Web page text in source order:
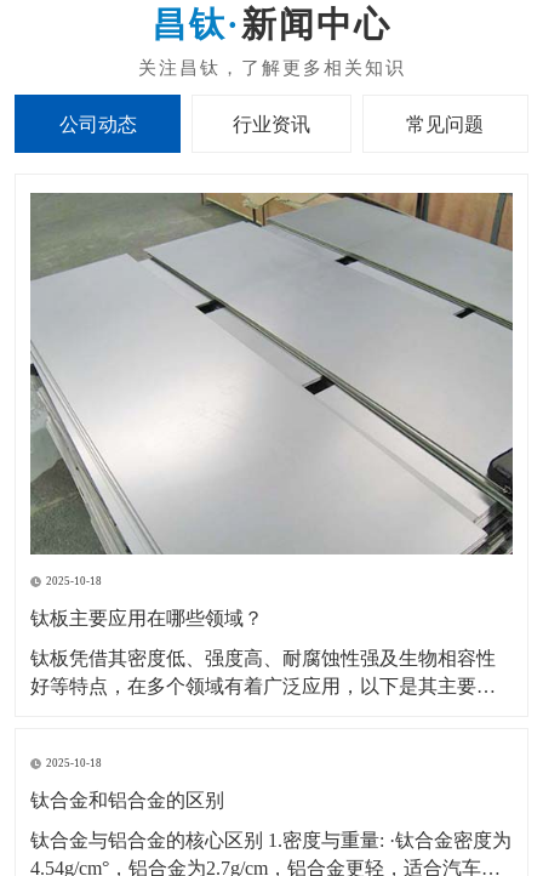
新闻中心
公司动态 行业资讯 常见问题
2025-10-18
钛板主要应用在哪些领域？
钛板凭借其密度低、强度高、耐腐蚀性强及生物相容性
好等特点，在多个领域有着广泛应用，以下是其主要应
机匣）、火箭壳体、航天设备结构件等。原因：轻量化
需求突出，可降低飞行器重量，提升燃油效率或载荷能
力。能耐受高
2025-10-18
钛合金和铝合金的区别
钛合金与铝合金的核心区别 1.密度与重量: ·钛合金密度为
4.54g/cm°，铝合金为2.7g/cm，铝合金更轻，适合汽车、